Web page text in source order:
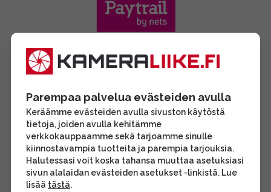
Parempaa palvelua evästeiden avulla
Keräämme evästeiden avulla sivuston käytöstä
tietoja, joiden avulla kehitämme
verkkokauppaamme sekä tarjoamme sinulle
kiinnostavampia tuotteita ja parempia tarjouksia.
Halutessasi voit koska tahansa muuttaa asetuksiasi
sivun alalaidan evästeiden asetukset -linkistä. Lue
lisää tästä.